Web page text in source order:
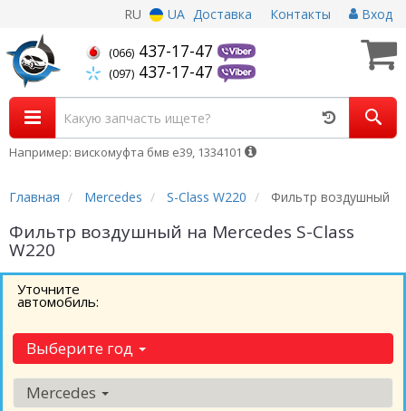
RU UA Доставка Контакты Вход
(066) 437-17-47
(097) 437-17-47
Например: вискомуфта бмв е39, 1334101
Главная Mercedes S-Class W220 Фильтр воздушный
Фильтр воздушный на Mercedes S-Class
W220
Уточните
автомобиль:
Выберите год
Mercedes